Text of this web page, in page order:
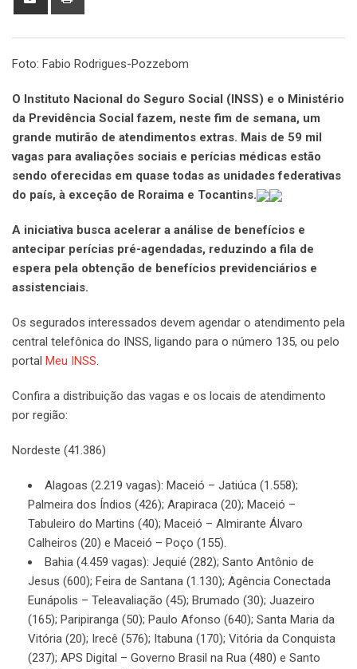
Foto: Fabio Rodrigues-Pozzebom
O Instituto Nacional do Seguro Social (INSS) e o Ministério
da Previdência Social fazem, neste fim de semana, um
grande mutirão de atendimentos extras. Mais de 59 mil
vagas para avaliações sociais e perícias médicas estão
sendo oferecidas em quase todas as unidades federativas
do país, à exceção de Roraima e Tocantins.
A iniciativa busca acelerar a análise de benefícios e
antecipar perícias pré-agendadas, reduzindo a fila de
espera pela obtenção de benefícios previdenciários e
assistenciais.
Os segurados interessados devem agendar o atendimento pela
central telefônica do INSS, ligando para o número 135, ou pelo
portal Meu INSS.
Confira a distribuição das vagas e os locais de atendimento
por região:
Nordeste (41.386)
Alagoas (2.219 vagas): Maceió – Jatiúca (1.558);
Palmeira dos Índios (426); Arapiraca (20); Maceió –
Tabuleiro do Martins (40); Maceió – Almirante Álvaro
Calheiros (20) e Maceió – Poço (155).
Bahia (4.459 vagas): Jequié (282); Santo Antônio de
Jesus (600); Feira de Santana (1.130); Agência Conectada
Eunápolis – Teleavaliação (45); Brumado (30); Juazeiro
(165); Paripiranga (50); Paulo Afonso (640); Santa Maria da
Vitória (20); Irecê (576); Itabuna (170); Vitória da Conquista
(237); APS Digital – Governo Brasil na Rua (480) e Santo